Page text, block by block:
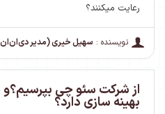
رعایت میکنند؟
نویسنده : سهیل خیری (مدیر
از شرکت سئو چی بپرسیم؟و
بهینه سازی دارد؟